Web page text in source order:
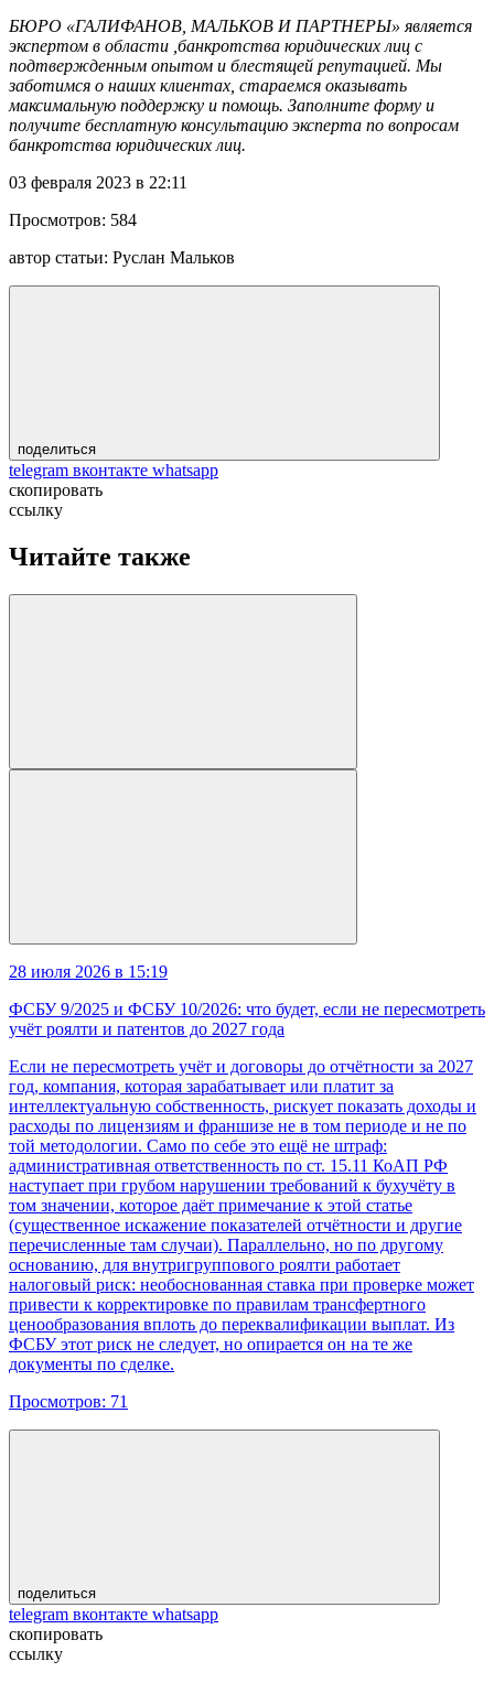
БЮРО «ГАЛИФАНОВ, МАЛЬКОВ И ПАРТНЕРЫ» является
экспертом в области ,банкротства юридических лиц с
подтвержденным опытом и блестящей репутацией. Мы
заботимся о наших клиентах, стараемся оказывать
максимальную поддержку и помощь. Заполните форму и
получите бесплатную консультацию эксперта по вопросам
банкротства юридических лиц.
03 февраля 2023 в 22:11
Просмотров: 584
автор статьи: Руслан Мальков
поделиться
telegram вконтакте whatsapp
скопировать
ссылку
Читайте также
28 июля 2026 в 15:19
ФСБУ 9/2025 и ФСБУ 10/2026: что будет, если не пересмотреть
учёт роялти и патентов до 2027 года
Если не пересмотреть учёт и договоры до отчётности за 2027
год, компания, которая зарабатывает или платит за
интеллектуальную собственность, рискует показать доходы и
расходы по лицензиям и франшизе не в том периоде и не по
той методологии. Само по себе это ещё не штраф:
административная ответственность по ст. 15.11 КоАП РФ
наступает при грубом нарушении требований к бухучёту в
том значении, которое даёт примечание к этой статье
(существенное искажение показателей отчётности и другие
перечисленные там случаи). Параллельно, но по другому
основанию, для внутригруппового роялти работает
налоговый риск: необоснованная ставка при проверке может
привести к корректировке по правилам трансфертного
ценообразования вплоть до переквалификации выплат. Из
ФСБУ этот риск не следует, но опирается он на те же
документы по сделке.
Просмотров: 71
поделиться
telegram вконтакте whatsapp
скопировать
ссылку